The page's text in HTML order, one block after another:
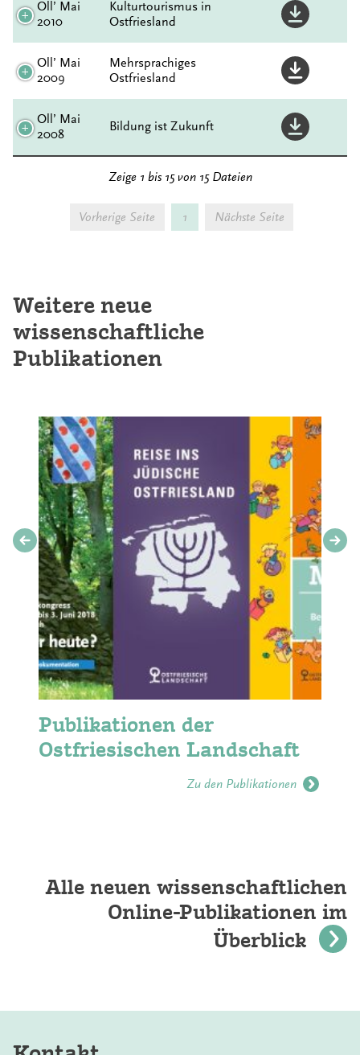
Oll’ Mai
2010
Kulturtourismus in
Ostfriesland
Oll’ Mai
2009
Mehrsprachiges
Ostfriesland
Oll’ Mai
2008
Bildung ist Zukunft
Zeige 1 bis 15 von 15 Dateien
Vorherige Seite 1 Nächste Seite
Weitere neue
wissenschaftliche
Publikationen
Publikationen der
Ostfriesischen Landschaft
Zu den Publikationen
Alle neuen wissenschaftlichen
Online-Publikationen im
Überblick